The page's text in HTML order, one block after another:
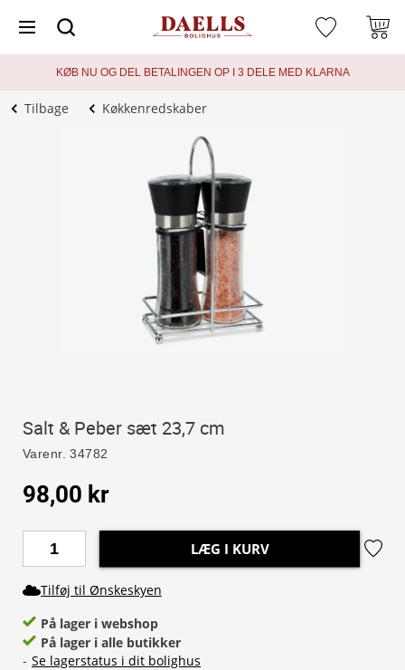
KØB NU OG DEL BETALINGEN OP I 3 DELE MED KLARNA
Tilbage Køkkenredskaber
Salt & Peber sæt 23,7 cm
Varenr. 34782
98,00 kr
LÆG I KURV
Tilføj til Ønskeskyen
På lager i webshop
På lager i alle butikker
- Se lagerstatus i dit bolighus